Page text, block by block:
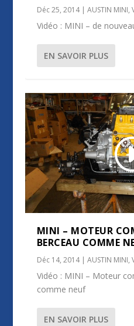
Déc 25, 2014| AUSTIN MINI,
Vidéo : MINI – de
EN SAVOIR PLUS
MINI – MOTEUR
BERCEAU COMME
Déc 14, 2014| AUSTIN MINI,
Vidéo : MINI – Moteur
comme neuf
EN SAVOIR PLUS